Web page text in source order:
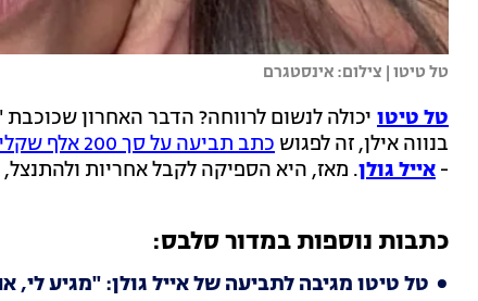
טל טיטו | צילום: אינסטגרם
טל טיטו יכולה לנשום לרווחה? הדבר האחרון
בנווה אילן, זה לפגוש כתב תביעה על סך 200 אלף שקלים
- אייל גולן. מאז, היא הספיקה לקבל אחריות
כתבות נוספות במדור סלבס:
טל טיטו מגיבה לתביעה של אייל גולן: "מגיע